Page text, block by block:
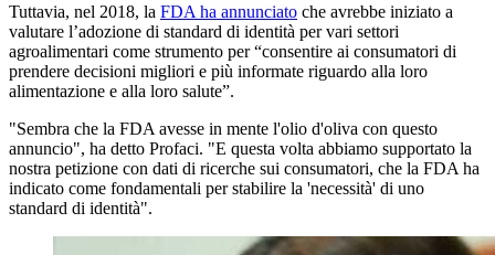
Tuttavia, nel 2018, la FDA ha annunciato che avrebbe iniziato a
valutare l’adozione di standard di identità per vari settori
agroalimentari come strumento per “consentire ai consumatori di
prendere decisioni migliori e più informate riguardo alla loro
alimentazione e alla loro salute”.
"Sembra che la FDA avesse in mente l'olio d'oliva con questo
annuncio", ha detto Profaci. "E questa volta abbiamo supportato la
nostra petizione con dati di ricerche sui consumatori, che la FDA ha
indicato come fondamentali per stabilire la 'necessità' di uno
standard di identità".